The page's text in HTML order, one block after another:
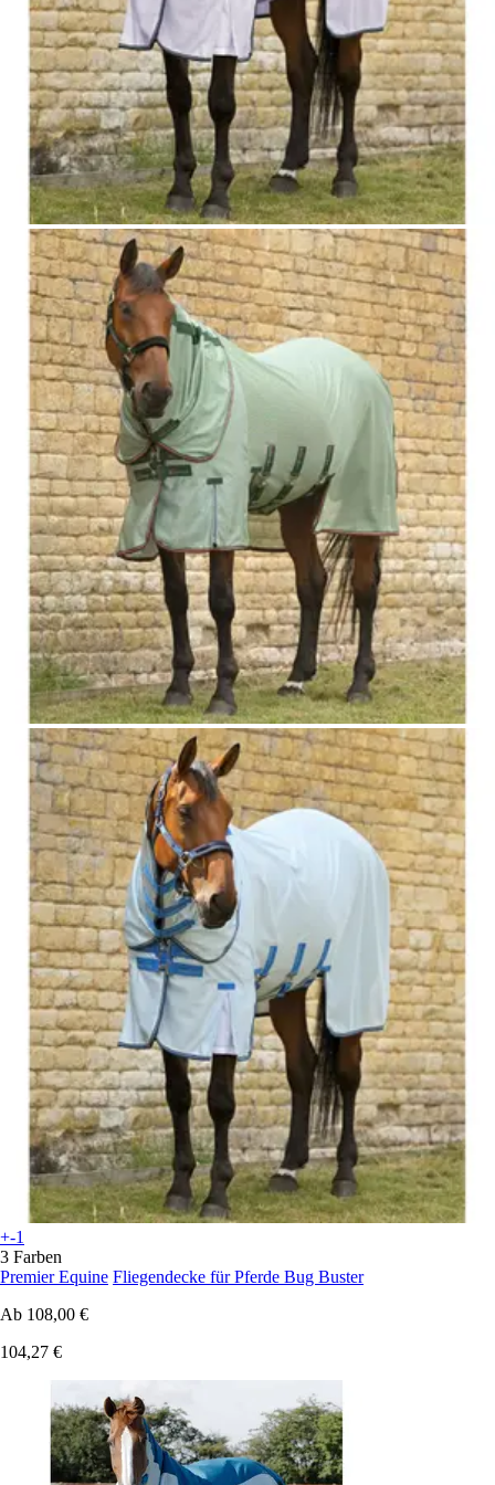
+-1
3 Farben
Premier Equine Fliegendecke für Pferde Bug Buster
Ab 108,00 €
104,27 €